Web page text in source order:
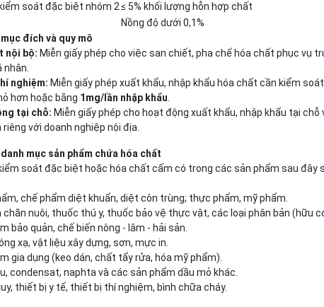
soát đặc biệt nhóm 2≤ 5% khối lượng hỗn hợp chất
Nồng độ dưới 0,1%
đích và quy mô
nội bộ: Miễn giấy phép cho việc san chiết, pha chế hóa chất phục vụ
nghiệm: Miễn giấy phép xuất khẩu, nhập khẩu hóa chất cần kiểm
hơn hoặc bằng 1mg/lần nhập khẩu
tại chỗ: Miễn giấy phép cho hoạt động xuất khẩu, nhập khẩu tại
riêng với doanh nghiệp nội địa.
mục sản phẩm chứa hóa chất
soát đặc biệt hoặc hóa chất cấm có trong các sản phẩm sau đây
chế phẩm diệt khuẩn, diệt côn trùng; thực phẩm, mỹ phẩm.
chăn nuôi, thuốc thú y, thuốc bảo vệ thực vật, các loại phân bản (hữu
bảo quản, chế biến nông - lâm - hải sản.
xạ, vật liệu xây dựng, sơn, mực in.
gia dụng (keo dán, chất tẩy rửa, hóa mỹ phẩm).
condensat, naphta và các sản phẩm dầu mỏ khác.
thiết bị y tế, thiết bị thí nghiệm, bình chữa cháy.